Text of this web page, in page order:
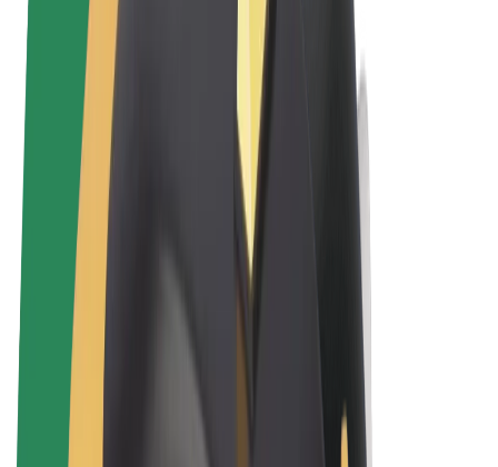
Uvjeti i odredbe
Privatnost
Kolačići
© 2026 Bolt Technology OÜ
Proizvodi
Vožnje
Romobili
Bolt Market
Bolt Food
Bolt Drive
Bolt for Business